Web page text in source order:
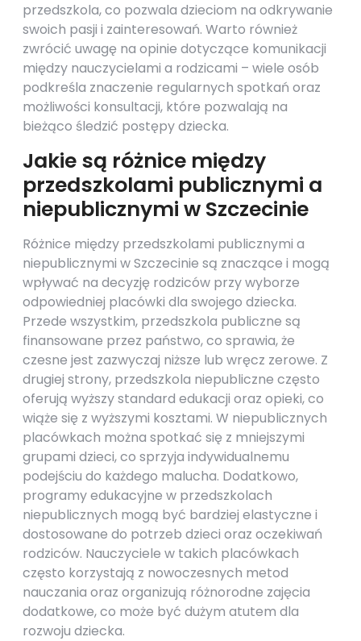
przedszkola, co pozwala dzieciom na odkrywanie
swoich pasji i zainteresowań. Warto również
zwrócić uwagę na opinie dotyczące komunikacji
między nauczycielami a rodzicami – wiele osób
podkreśla znaczenie regularnych spotkań oraz
możliwości konsultacji, które pozwalają na
bieżąco śledzić postępy dziecka.
Jakie są różnice między
przedszkolami publicznymi a
niepublicznymi w Szczecinie
Różnice między przedszkolami publicznymi a
niepublicznymi w Szczecinie są znaczące i mogą
wpływać na decyzję rodziców przy wyborze
odpowiedniej placówki dla swojego dziecka.
Przede wszystkim, przedszkola publiczne są
finansowane przez państwo, co sprawia, że
czesne jest zazwyczaj niższe lub wręcz zerowe. Z
drugiej strony, przedszkola niepubliczne często
oferują wyższy standard edukacji oraz opieki, co
wiąże się z wyższymi kosztami. W niepublicznych
placówkach można spotkać się z mniejszymi
grupami dzieci, co sprzyja indywidualnemu
podejściu do każdego malucha. Dodatkowo,
programy edukacyjne w przedszkolach
niepublicznych mogą być bardziej elastyczne i
dostosowane do potrzeb dzieci oraz oczekiwań
rodziców. Nauczyciele w takich placówkach
często korzystają z nowoczesnych metod
nauczania oraz organizują różnorodne zajęcia
dodatkowe, co może być dużym atutem dla
rozwoju dziecka.